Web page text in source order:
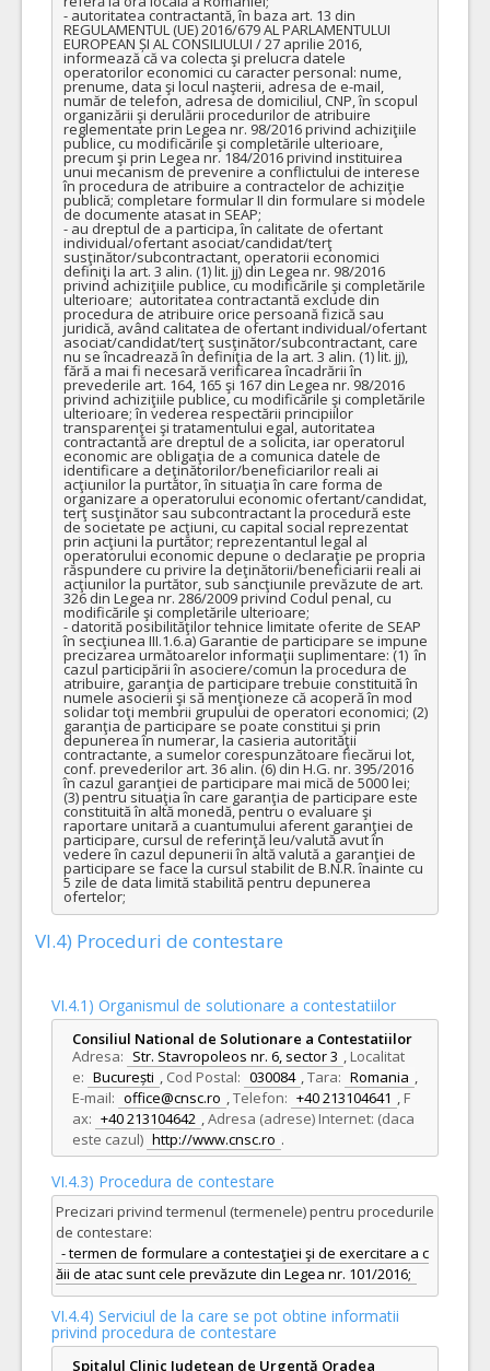
- autoritatea contractantă, în baza art. 13 din
REGULAMENTUL (UE) 2016/679 AL PARLAMENTULUI
EUROPEAN ȘI AL CONSILIULUI / 27 aprilie 2016,
informează că va colecta şi prelucra datele
operatorilor economici cu caracter personal: nume,
prenume, data şi locul naşterii, adresa de e-mail,
număr de telefon, adresa de domiciliul, CNP, în scopul
organizării şi derulării procedurilor de atribuire
reglementate prin Legea nr. 98/2016 privind achiziţiile
publice, cu modificările şi completările ulterioare,
precum şi prin Legea nr. 184/2016 privind instituirea
unui mecanism de prevenire a conflictului de interese
în procedura de atribuire a contractelor de achiziţie
publică; completare formular II din formulare si modele
de documente atasat in SEAP;
- au dreptul de a participa, în calitate de ofertant
individual/ofertant asociat/candidat/terţ
susţinător/subcontractant, operatorii economici
definiţi la art. 3 alin. (1) lit. jj) din Legea nr. 98/2016
privind achiziţiile publice, cu modificările şi completările
ulterioare;  autoritatea contractantă exclude din
procedura de atribuire orice persoană fizică sau
juridică, având calitatea de ofertant individual/ofertant
asociat/candidat/terţ susţinător/subcontractant, care
nu se încadrează în definiţia de la art. 3 alin. (1) lit. jj),
fără a mai fi necesară verificarea încadrării în
prevederile art. 164, 165 şi 167 din Legea nr. 98/2016
privind achiziţiile publice, cu modificările şi completările
ulterioare; în vederea respectării principiilor
transparenţei şi tratamentului egal, autoritatea
contractantă are dreptul de a solicita, iar operatorul
economic are obligaţia de a comunica datele de
identificare a deţinătorilor/beneficiarilor reali ai
acţiunilor la purtător, în situaţia în care forma de
organizare a operatorului economic ofertant/candidat,
terţ susţinător sau subcontractant la procedură este
de societate pe acţiuni, cu capital social reprezentat
prin acţiuni la purtător; reprezentantul legal al
operatorului economic depune o declaraţie pe propria
răspundere cu privire la deţinătorii/beneficiarii reali ai
acţiunilor la purtător, sub sancţiunile prevăzute de art.
326 din Legea nr. 286/2009 privind Codul penal, cu
modificările şi completările ulterioare;
- datorită posibilităţilor tehnice limitate oferite de SEAP
în secţiunea III.1.6.a) Garantie de participare se impune
precizarea următoarelor informaţii suplimentare: (1)  în
cazul participării în asociere/comun la procedura de
atribuire, garanţia de participare trebuie constituită în
numele asocierii şi să menţioneze că acoperă în mod
solidar toţi membrii grupului de operatori economici; (2)
garanţia de participare se poate constitui şi prin
depunerea în numerar, la casieria autorităţii
contractante, a sumelor corespunzătoare fiecărui lot,
conf. prevederilor art. 36 alin. (6) din H.G. nr. 395/2016
în cazul garanţiei de participare mai mică de 5000 lei;
(3) pentru situaţia în care garanţia de participare este
constituită în altă monedă, pentru o evaluare şi
raportare unitară a cuantumului aferent garanţiei de
participare, cursul de referinţă leu/valută avut în
vedere în cazul depunerii în altă valută a garanţiei de
participare se face la cursul stabilit de B.N.R. înainte cu
5 zile de data limită stabilită pentru depunerea
ofertelor;
VI.4) Proceduri de contestare
VI.4.1) Organismul de solutionare a contestatiilor
Consiliul National de Solutionare a Contestatiilor
Adresa: Str. Stavropoleos nr. 6, sector 3 , Localitat
e: București , Cod Postal: 030084 ,Tara: Romania ,
E-mail: office@cnsc.ro ,Telefon: +40 213104641 , F
ax: +40 213104642 ,Adresa (adrese) Internet: (daca
este cazul) http://www.cnsc.ro .
VI.4.3) Procedura de contestare
Precizari privind termenul (termenele) pentru procedurile
de contestare:
- termen de formulare a contestaţiei şi de exercitare a c
ăii de atac sunt cele prevăzute din Legea nr. 101/2016;
VI.4.4) Serviciul de la care se pot obtine informatii
privind procedura de contestare
Spitalul Clinic Judeţean de Urgenţă Oradea